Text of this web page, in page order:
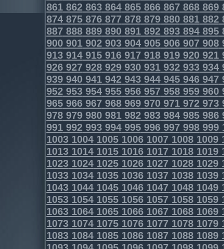
861862863864865866867868869
874875876877878879880881882
887888889890891892893894895
900901902903904905906907908
913914915916917918919920921
926927928929930931932933934
939940941942943944945946947
952953954955956957958959960
965966967968969970971972973
978979980981982983984985986
991992993994995996997998999
1003100410051006100710081009
1013101410151016101710181019
1023102410251026102710281029
1033103410351036103710381039
1043104410451046104710481049
1053105410551056105710581059
1063106410651066106710681069
1073107410751076107710781079
1083108410851086108710881089